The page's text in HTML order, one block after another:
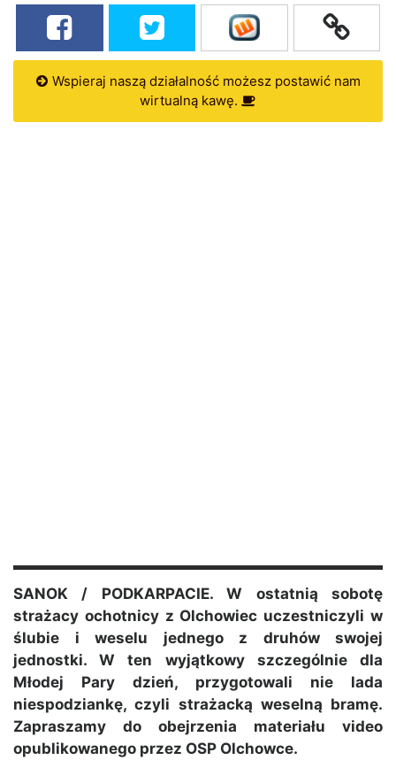
Wspieraj naszą działalność możesz postawić nam
wirtualną kawę.
SANOK / PODKARPACIE. W ostatnią sobotę
strażacy ochotnicy z Olchowiec uczestniczyli w
ślubie i weselu jednego z druhów swojej
jednostki. W ten wyjątkowy szczególnie dla
Młodej Pary dzień, przygotowali nie lada
niespodziankę, czyli strażacką weselną bramę.
Zapraszamy do obejrzenia materiału video
opublikowanego przez OSP Olchowce.